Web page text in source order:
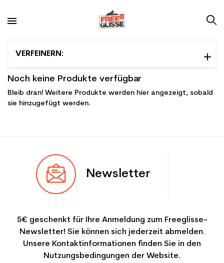
VERFEINERN:
Noch keine Produkte verfügbar
Bleib dran! Weitere Produkte werden hier angezeigt, sobald
sie hinzugefügt werden.
Newsletter
5€ geschenkt für Ihre Anmeldung zum Freeglisse-
Newsletter! Sie können sich jederzeit abmelden.
Unsere Kontaktinformationen finden Sie in den
Nutzungsbedingungen der Website.